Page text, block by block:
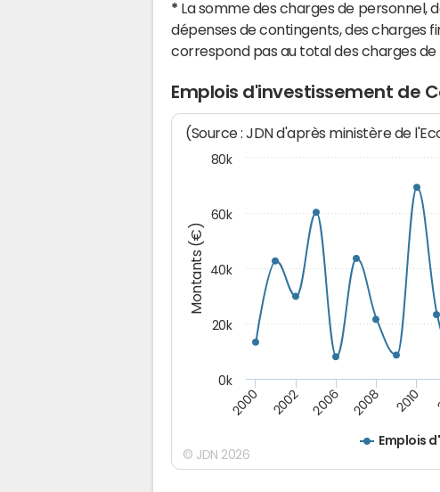
* La somme des charges de personnel,
dépenses de contingents, des charges
correspond pas au total des charges
Emplois d'investissement de
Montants (€)
(Source : JDN d'après ministère de
Emplois
2000 2002 2006 2008 2010
0k
20k
40k
60k
80k
© JDN 2026